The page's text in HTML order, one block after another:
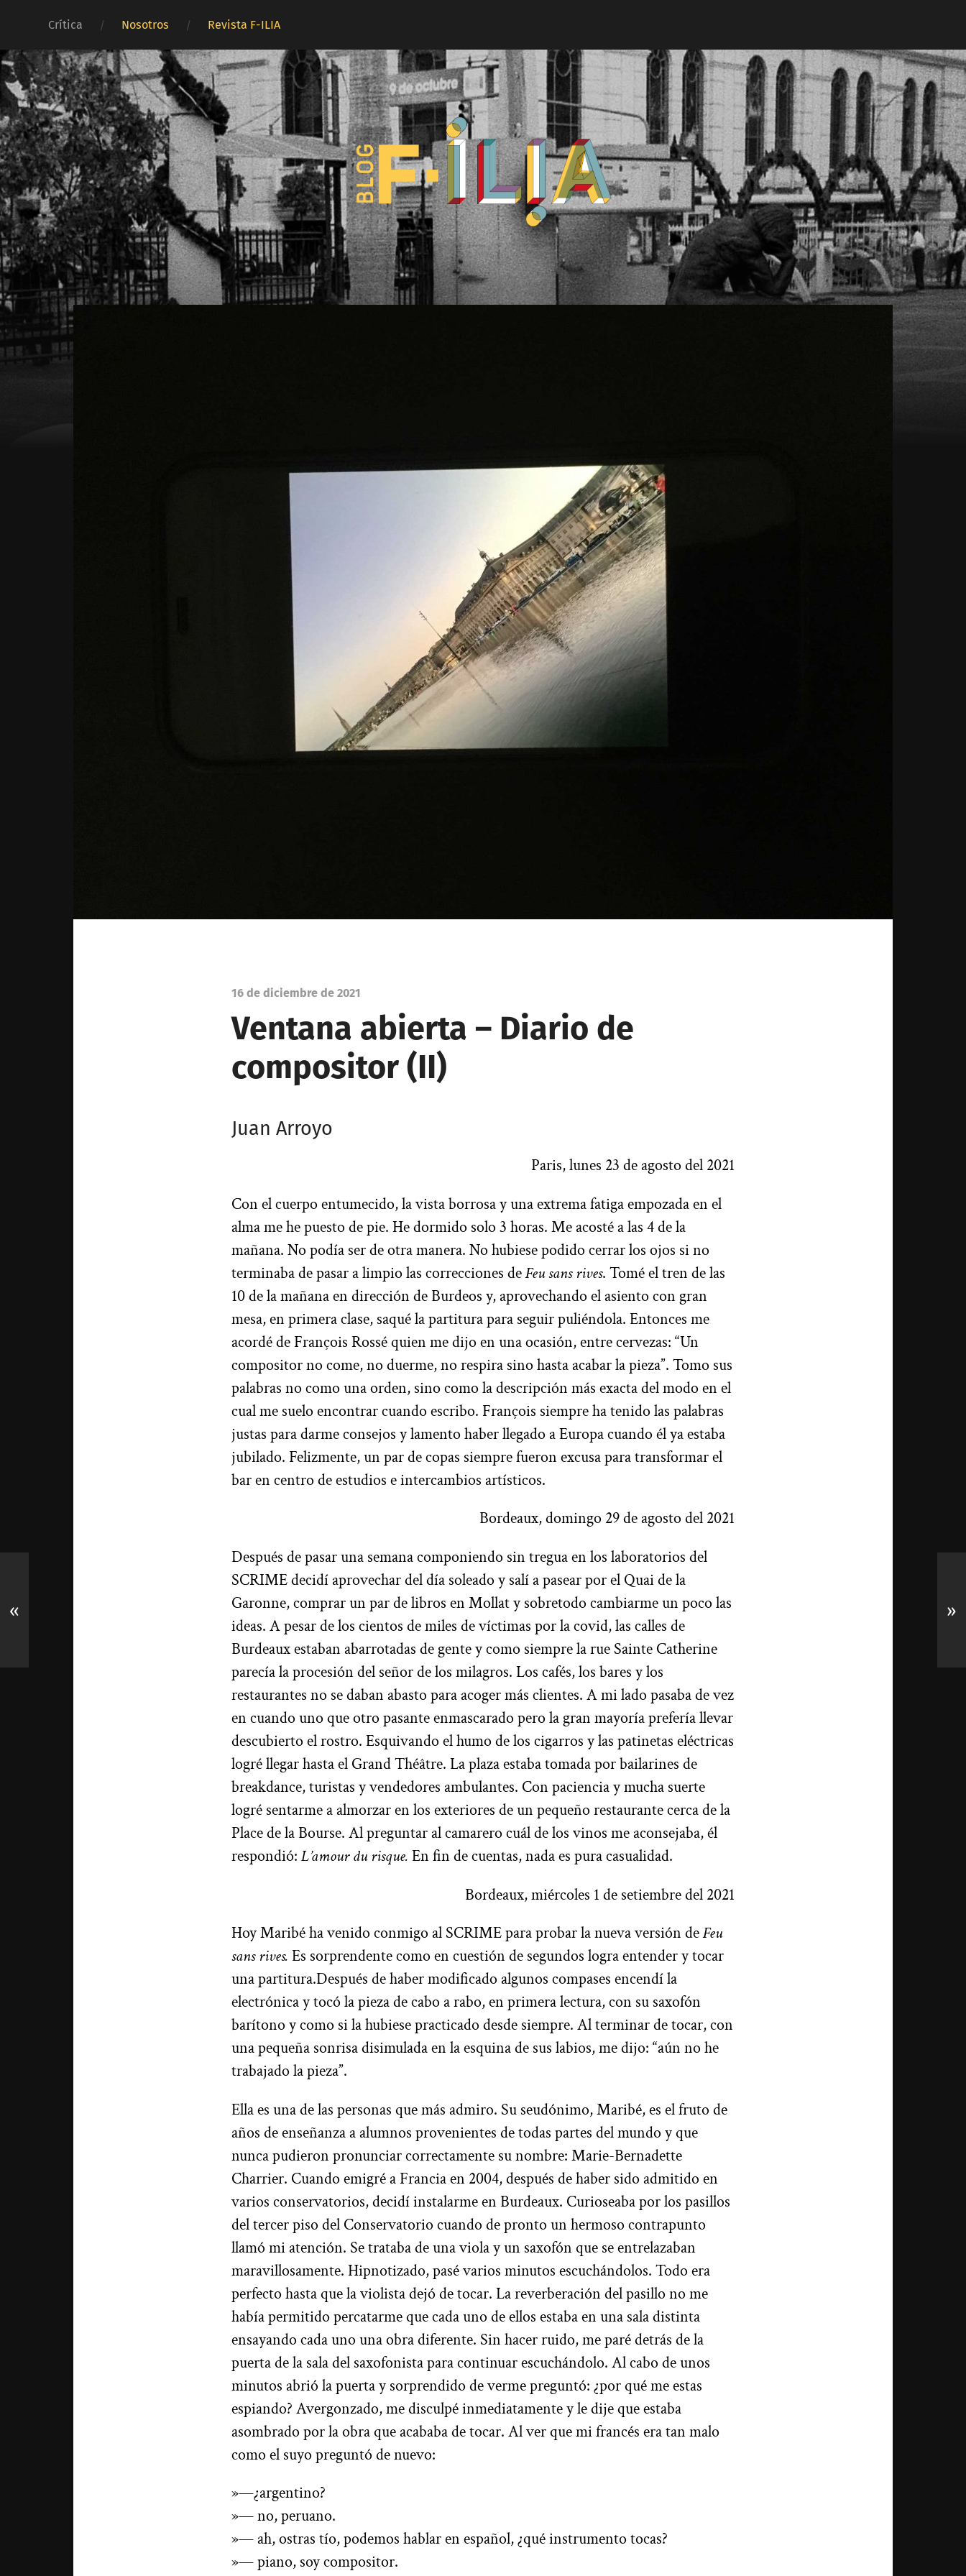
Crítica Nosotros Revista F-ILIA
Blog
F-
ILIA
16 de diciembre de 2021
Ventana abierta – Diario de
compositor (II)
Juan Arroyo
Paris, lunes 23 de agosto del 2021
Con el cuerpo entumecido, la vista borrosa y una extrema fatiga empozada en el
alma me he puesto de pie. He dormido solo 3 horas. Me acosté a las 4 de la
mañana. No podía ser de otra manera. No hubiese podido cerrar los ojos si no
terminaba de pasar a limpio las correcciones deFeu sans rives. Tomé el tren de las
10 de la mañana en dirección de Burdeos y, aprovechando el asiento con gran
mesa, en primera clase, saqué la partitura para seguir puliéndola. Entonces me
acordé de François Rossé quien me dijo en una ocasión, entre cervezas: “Un
compositor no come, no duerme, no respira sino hasta acabar la pieza”. Tomo sus
palabras no como una orden, sino como la descripción más exacta del modo en el
cual me suelo encontrar cuando escribo. François siempre ha tenido las palabras
justas para darme consejos y lamento haber llegado a Europa cuando él ya estaba
jubilado. Felizmente, un par de copas siempre fueron excusa para transformar el
bar en centro de estudios e intercambios artísticos.
Bordeaux, domingo 29 de agosto del 2021
Después de pasar una semana componiendo sin tregua en los laboratorios del
SCRIME decidí aprovechar del día soleado y salí a pasear por el Quai de la
Garonne, comprar un par de libros en Mollat y sobretodo cambiarme un poco las
ideas. A pesar de los cientos de miles de víctimas por la covid, las calles de
Burdeaux estaban abarrotadas de gente y como siempre la rue Sainte Catherine
parecía la procesión del señor de los milagros. Los cafés, los bares y los
restaurantes no se daban abasto para acoger más clientes. A mi lado pasaba de vez
en cuando uno que otro pasante enmascarado pero la gran mayoría prefería llevar
descubierto el rostro. Esquivando el humo de los cigarros y las patinetas eléctricas
logré llegar hasta el Grand Théâtre. La plaza estaba tomada por bailarines de
breakdance, turistas y vendedores ambulantes. Con paciencia y mucha suerte
logré sentarme a almorzar en los exteriores de un pequeño restaurante cerca de la
Place de la Bourse. Al preguntar al camarero cuál de los vinos me aconsejaba, él
respondió: L’amour du risque. En fin de cuentas, nada es pura casualidad.
Bordeaux, miércoles 1 de setiembre del 2021
Hoy Maribé ha venido conmigo al SCRIME para probar la nueva versión deFeu
sans rives. Es sorprendente como en cuestión de segundos logra entender y tocar
una partitura.Después de haber modificado algunos compases encendí la
electrónica y tocó la pieza de cabo a rabo, en primera lectura, con su saxofón
barítono y como si la hubiese practicado desde siempre. Al terminar de tocar, con
una pequeña sonrisa disimulada en la esquina de sus labios, me dijo: “aún no he
trabajado la pieza”.
Ella es una de las personas que más admiro. Su seudónimo, Maribé, es el fruto de
años de enseñanza a alumnos provenientes de todas partes del mundo y que
nunca pudieron pronunciar correctamente su nombre: Marie-Bernadette
Charrier. Cuando emigré a Francia en 2004, después de haber sido admitido en
varios conservatorios, decidí instalarme en Burdeaux. Curioseaba por los pasillos
del tercer piso del Conservatorio cuando de pronto un hermoso contrapunto
llamó mi atención. Se trataba de una viola y un saxofón que se entrelazaban
maravillosamente. Hipnotizado, pasé varios minutos escuchándolos. Todo era
perfecto hasta que la violista dejó de tocar. La reverberación del pasillo no me
había permitido percatarme que cada uno de ellos estaba en una sala distinta
ensayando cada uno una obra diferente. Sin hacer ruido, me paré detrás de la
puerta de la sala del saxofonista para continuar escuchándolo. Al cabo de unos
minutos abrió la puerta y sorprendido de verme preguntó: ¿por qué me estas
espiando? Avergonzado, me disculpé inmediatamente y le dije que estaba
asombrado por la obra que acababa de tocar. Al ver que mi francés era tan malo
como el suyo preguntó de nuevo:
»—¿argentino?
»— no, peruano.
»— ah, ostras tío, podemos hablar en español, ¿qué instrumento tocas?
»— piano, soy compositor.
« »